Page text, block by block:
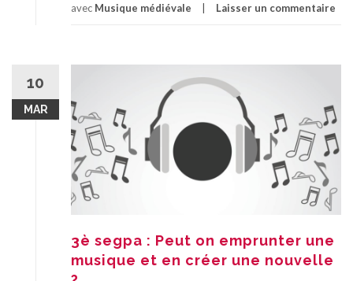
avec Musique médiévale Laisser un commentaire
10
MAR
3è segpa : Peut on emprunter une
musique et en créer une nouvelle